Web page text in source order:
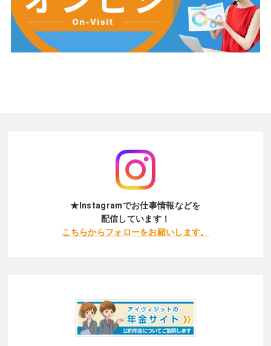
良好な関係を築き、商品の魅力も伝えられているに
もかかわらず、購入の決断を促す場面になると遠慮
してしまう。これは販売未経験者によく見られる課
題の一つです。販売では、お客様の納得感を確認し
いるかを確認し、不安や疑問を解消したうえで、決
断を後押しすることです。お客様に喜んでいただ
き、満足していただくための行為だと理解できるよ
す。また、成果を振り返り、改善を続けることで販
売力は着実に向上していきます。 ４ 当社が取り組
む販売人材育成 こうした課題を解決するため、当社
意識を持っている人は「やり方」と「成功体験（経
験）」で解決できることがほとんどです。そのため
当社では、座学研修で声掛けのタイミングや立ち位
際、「人材派遣」と「業務委託」のどちらを選ぶか
は、コストや効率だけでなく、法的リスクにも直結
する重要な判断ポイントです。ここでは、前述の利
点・注意点を踏まえたうえで、代表的な4つの観点
施設、POPUPイベントごとに条件が異なり、立ち
上げから現場運営・撤収までを一連で対応する必要
がある業務では業務委託が有効です。業務の進め方
を含めて切り出すことで、現場対応そのものを外部
化できます。また、広域展開したい場合、自社で人
材のリソースがない場合も業務委託は効果的です。
されます。現場のやり方に順応できる人材を確保し
たい場合に適しています。業務委託で求められるの
は個人の能力ではなく、現場を成立させるための運
CS（カスタマーサポート）改善に反映要するに、口
コミは「現在の顧客体験をどう改善するか」を示す
振り返りデータです。 ■NPSは「未来を予測する指
標」NPSは、「あなたはこの商品（サービス）を他
サービスのリリース直後にNPSを測定 → 将来の定
着度を予測・NPSが高い層の特徴を分析 → ファン
育成施策を設計・NPS低下を早期発見 → 離脱リス
クを先読みして対策要するに、NPSは「これから顧
客がどう動くか」を示す予兆データと言えます。
【口コミ・レビューとNPSのメリット・デメリット
比較】 続いて、「口コミ・レビュー」と「NPS」の
る。② マーケティング効果が高い他の顧客が口コミ
を参考に購入・来店を決めるケースが多く、ブラン
ドの信頼形成に直結する。③ 企業へのフィードバッ
★Instagramでお仕事情報などを
配信しています！
こちらからフォローをお願いします。